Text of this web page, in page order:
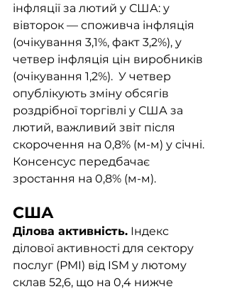
інфляції за лютий у США: у
вівторок — споживча інфляція
(очікування 3,1%, факт 3,2%), у
четвер інфляція цін виробників
(очікування 1,2%).  У четвер
опублікують зміну обсягів
роздрібної торгівлі у США за
лютий, важливий звіт після
скорочення на 0,8% (м-м) у січні.
Консенсус передбачає
зростання на 0,8% (м-м).
США
Ділова активність. Індекс
ділової активності для сектору
послуг (PMI) від ISM у лютому
склав 52,6, що на 0,4 нижче